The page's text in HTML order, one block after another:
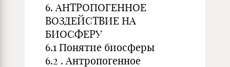
6. АНТРОПОГЕННОЕ
ВОЗДЕЙСТВИЕ НА
БИОСФЕРУ
6.1 Понятие биосферы
6.2 . Антропогенное